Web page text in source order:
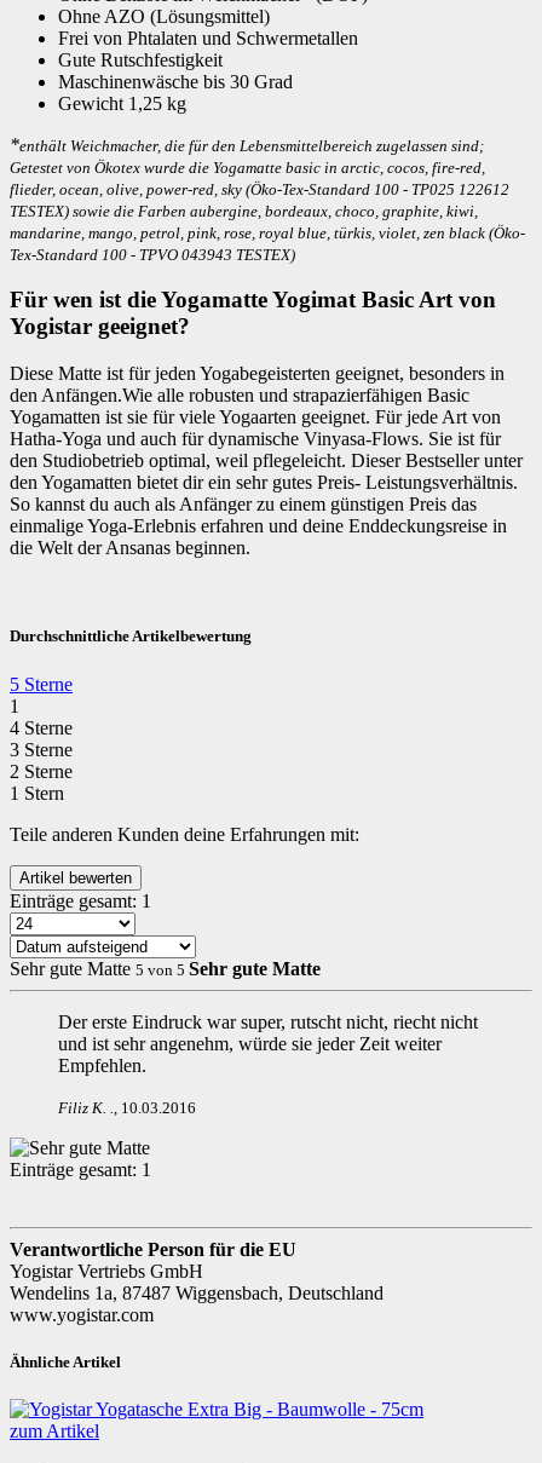
Ohne AZO (Lösungsmittel)
Frei von Phtalaten und Schwermetallen
Gute Rutschfestigkeit
Maschinenwäsche bis 30 Grad
Gewicht 1,25 kg
*enthält Weichmacher, die für den Lebensmittelbereich zugelassen sind;
Getestet von Ökotex wurde die Yogamatte basic in arctic, cocos, fire-red,
flieder, ocean, olive, power-red, sky (Öko-Tex-Standard 100 - TP025 122612
TESTEX) sowie die Farben aubergine, bordeaux, choco, graphite, kiwi,
mandarine, mango, petrol, pink, rose, royal blue, türkis, violet, zen black (Öko-
Tex-Standard 100 - TPVO 043943 TESTEX)
Für wen ist die Yogamatte Yogimat Basic Art von
Yogistar geeignet?
Diese Matte ist für jeden Yogabegeisterten geeignet, besonders in
den Anfängen.Wie alle robusten und strapazierfähigen Basic
Yogamatten ist sie für viele Yogaarten geeignet. Für jede Art von
Hatha-Yoga und auch für dynamische Vinyasa-Flows. Sie ist für
den Studiobetrieb optimal, weil pflegeleicht. Dieser Bestseller unter
den Yogamatten bietet dir ein sehr gutes Preis- Leistungsverhältnis.
So kannst du auch als Anfänger zu einem günstigen Preis das
einmalige Yoga-Erlebnis erfahren und deine Enddeckungsreise in
die Welt der Ansanas beginnen.
Durchschnittliche Artikelbewertung
5 Sterne
1
4 Sterne
3 Sterne
2 Sterne
1 Stern
Teile anderen Kunden deine Erfahrungen mit:
Einträge gesamt: 1
Sehr gute Matte 5 von 5 Sehr gute Matte
Der erste Eindruck war super, rutscht nicht, riecht nicht
und ist sehr angenehm, würde sie jeder Zeit weiter
Empfehlen.
Filiz K. 10.03.2016
Einträge gesamt: 1
Verantwortliche Person für die EU
Yogistar Vertriebs GmbH
Wendelins 1a, 87487 Wiggensbach, Deutschland
www.yogistar.com
Ähnliche Artikel
zum Artikel